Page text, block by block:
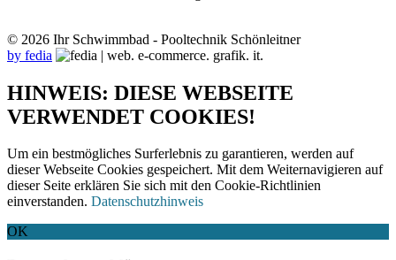
© 2026 Ihr Schwimmbad - Pooltechnik Schönleitner
by fedia
HINWEIS: DIESE WEBSEITE
VERWENDET COOKIES!
Um ein bestmögliches Surferlebnis zu garantieren, werden auf
dieser Webseite Cookies gespeichert. Mit dem Weiternavigieren auf
dieser Seite erklären Sie sich mit den Cookie-Richtlinien
einverstanden. Datenschutzhinweis
OK